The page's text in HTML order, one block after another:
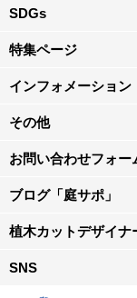
SDGs
特集ページ
インフォメーション
その他
お問い合わせフォー
ブログ「庭サポ」
植木カットデザイナ
SNS